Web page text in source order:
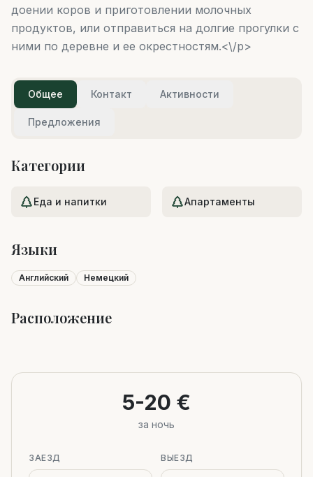
доении коров и приготовлении молочных
продуктов, или отправиться на долгие прогулки с
ними по деревне и ее окрестностям.<\/p>
Общее Контакт Активности
Предложения
Категории
Еда и напитки Апартаменты
Языки
Английский Немецкий
Расположение
−
5-20 €
за ночь
ЗАЕЗД ВЫЕЗД